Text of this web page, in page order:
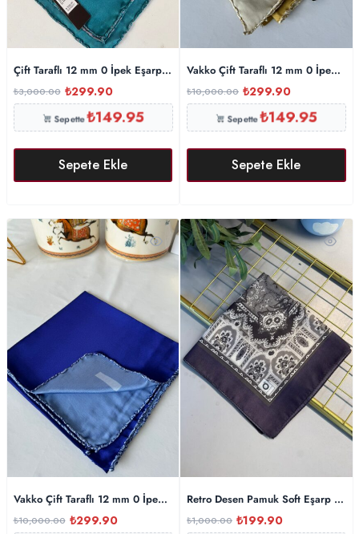
Çift Taraflı 12 mm 0 İpek Eşarp 10044 – Lila / Turkuaz
₺3,000.00 ₺299.90
Sepette₺149.95
Sepete Ekle
Vakko Çift Taraflı 12 mm 0 İpek
₺10,000.00 ₺299.90
Sepette₺149.95
Sepete Ekle
Vakko Çift Taraflı 12 mm 0 İpek Eşarp 10044 – Saks / Mavi
₺10,000.00 ₺299.90
Retro Desen Pamuk Soft Eşarp
₺1,000.00 ₺199.90